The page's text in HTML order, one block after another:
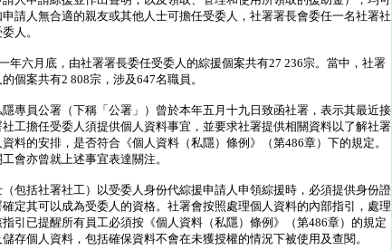
請人無合適的親友或其他人士可擔任受委人，社署署長會委任一名社署社
人。
年六月底，由社署署長委任受委人的綜援個案共有27 236宗。當中，社署
個案共有2 808宗，涉及647名職員。
員公署（下稱「公署」）曾於本年五月十九日致函社署，表示其最近接
工擔任受委人須提供個人資料事宜，並要求社署提供相關資料以了解社署
料的安排，是否符合《個人資料（私隱）條例》（第486章）下的規定。
會亦曾就上述事宜表達關注。
（包括社署社工）以受委人身份代綜援申請人申領綜援時，必須提供身份證
定其可以成為受委人的資格。社署會按照處理個人資料的內部指引，處理
引已提醒所有員工必須按《個人資料（私隱）條例》（第486章）的規定
存個人資料，包括確保資料不會在未獲授權的情況下被使用及查閱。